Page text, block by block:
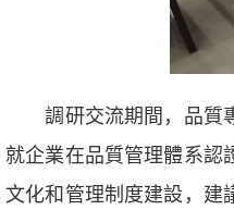
調研交流期間，品質專
就企業在品質管理體系認
文化和管理制度建設，建